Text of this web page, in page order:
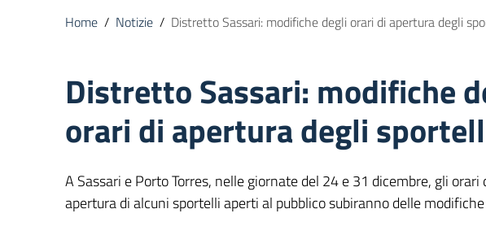
Home / Notizie / Distretto Sassari: modifiche degli orari di apertura degli
Distretto Sassari: modifiche
orari di apertura degli
A Sassari e Porto Torres, nelle giornate del 24 e 31 dicembre, gli orari
apertura di alcuni sportelli aperti al pubblico subiranno delle modifiche